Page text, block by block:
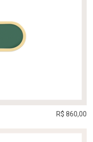
R$ 860,00